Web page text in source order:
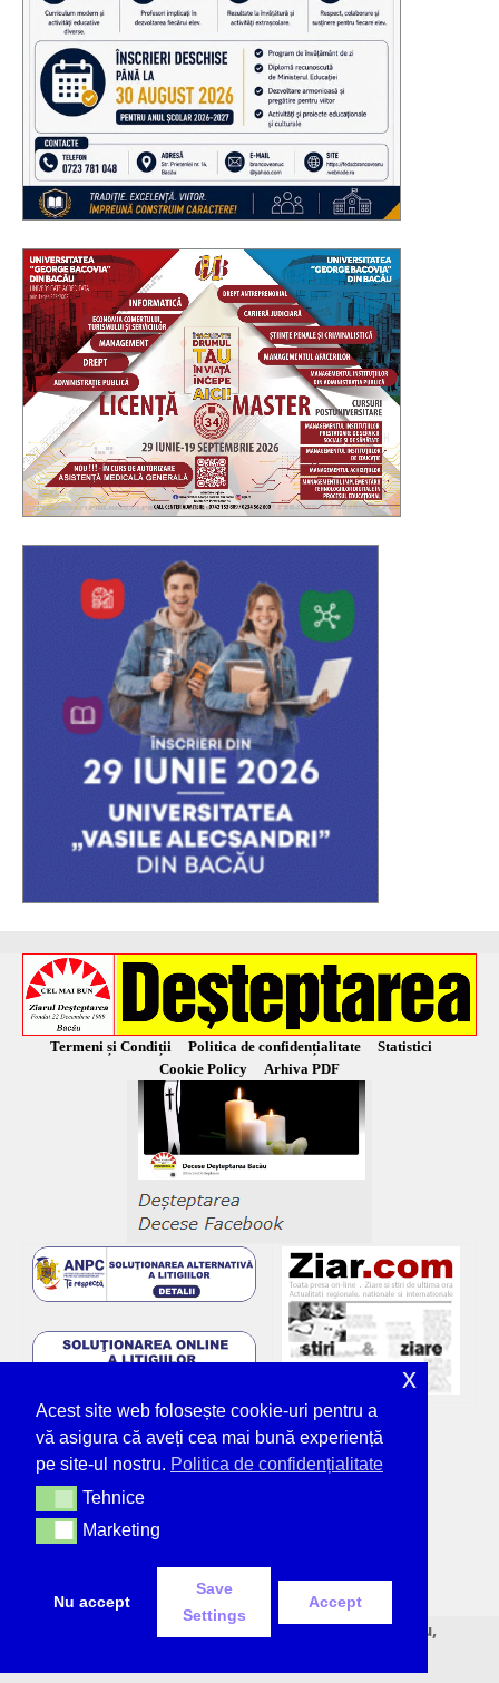
Termeni și Condiții Politica de confidențialitate
Statistici
Cookie Policy
Arhiva PDF
© Deșteptarea - unicul ziar tipărit din Bacău,
Acest site web folosește cookie-uri pentru a
vă asigura că aveți cea mai bună experiență
pe site-ul nostru. Politica de confidențialitate
TehniceTehnice
MarketingMarketing
Nu accept
Save
Settings
Accept
x